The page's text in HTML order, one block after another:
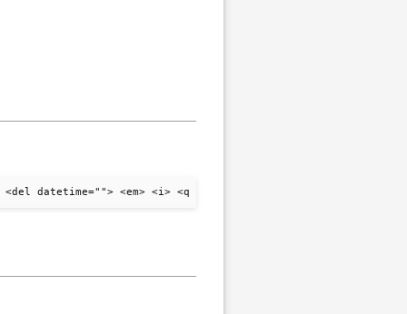
datetime=""> <em> <i> <q cite=""> <strike> <strong>